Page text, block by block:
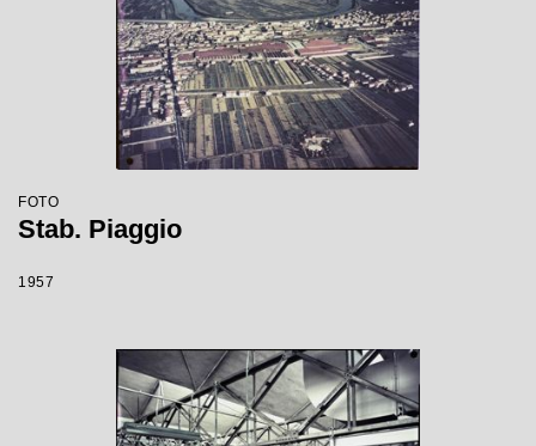
FOTO
Stab. Piaggio
1957